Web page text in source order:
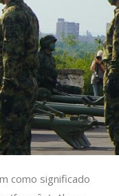
como significado